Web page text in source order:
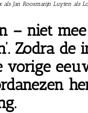
Jan Roosmarijn Luyten als
– niet
Zodra de
vorige